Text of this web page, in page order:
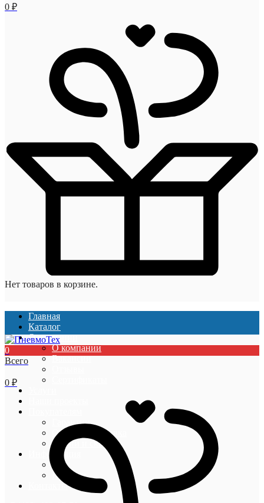
0 ₽
Нет товаров в корзине.
Главная
Каталог
О компании
О компании
Вакансии
Гарантии
Оплата и доставка
Акции и скидки
Информация
Блог
Новости
Контакты
0
Всего
0 ₽